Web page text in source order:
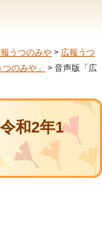
うつのみや > 広報うつ
のみや」
> 音声版「広
和2年1